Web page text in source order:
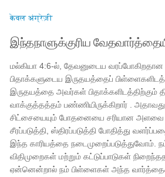
केवल अंग्रेज़ी
இந்தநாளுக்குரிய
மல்கியா 4:6-ல், தேவனுடைய வரப்போகிறதான
பிதாக்களுடைய இருதயத்தைப்
இருதயத்தை அவர்கள் பிதாக்களிடத்திற்கும்
வாக்குத்தத்தம் பண்ணியிருக்கிறார் .
சிட்சையையும் போதனையை சரியான
சீரப்படுத்தி, ஸ்திரப்படுத்தி போதித்து
இந்த காரியத்தை நடைமுறைப்படுத்துவோம்.
விதிமுறைகள் மற்றும் கட்டுப்பாடுகள்
ஏன்னென்றால் நம் பிள்ளைகள் அந்த